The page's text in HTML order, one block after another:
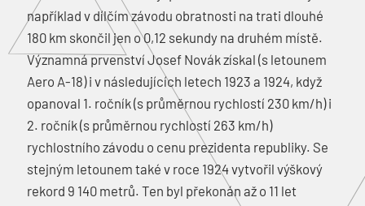
například v dílčím závodu obratnosti na trati dlouhé
180 km skončil jen o 0,12 sekundy na druhém místě.
Významná prvenství Josef Novák získal (s letounem
Aero A-18) i v následujících letech 1923 a 1924, když
opanoval 1. ročník (s průměrnou rychlostí 230 km/h) i
2. ročník (s průměrnou rychlostí 263 km/h)
rychlostního závodu o cenu prezidenta republiky. Se
stejným letounem také v roce 1924 vytvořil výškový
rekord 9 140 metrů. Ten byl překonán až o 11 let